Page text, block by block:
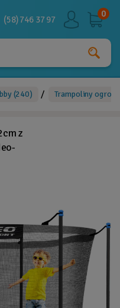
(58) 746 37 97
0
(240) / Trampoliny
z